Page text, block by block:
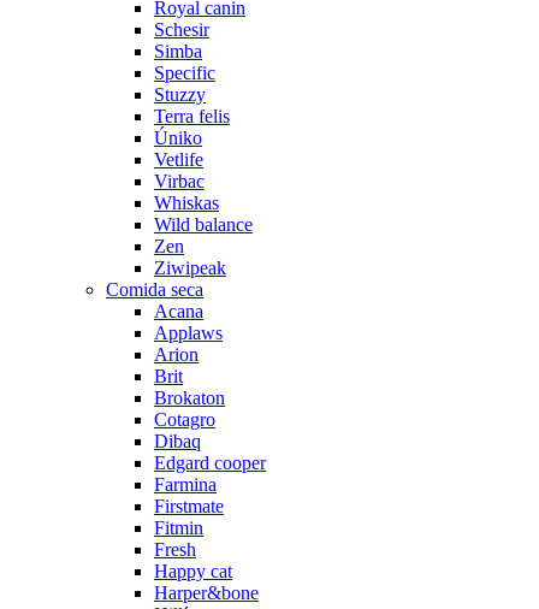
Royal canin
Schesir
Simba
Specific
Stuzzy
Terra felis
Úniko
Vetlife
Virbac
Whiskas
Wild balance
Zen
Ziwipeak
Comida seca
Acana
Applaws
Arion
Brit
Brokaton
Cotagro
Dibaq
Edgard cooper
Farmina
Firstmate
Fitmin
Fresh
Happy cat
Harper&bone